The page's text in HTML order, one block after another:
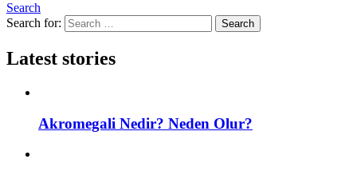
Search
Search for:
Search
Latest stories
Akromegali Nedir? Neden Olur?